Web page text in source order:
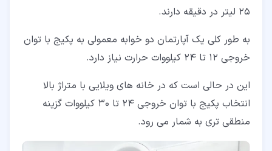
25 لیتر در دقیقه دارند.
به طور کلی یک آپارتمان دو خوابه معمولی به پکیج با توان
خروجی 12 تا 24 کیلووات حرارت نیاز دارد.
این در حالی است که در خانه های ویلایی با متراژ بالا
انتخاب پکیج با توان خروجی 24 تا 30 کیلووات گزینه
منطقی تری به شمار می رود.